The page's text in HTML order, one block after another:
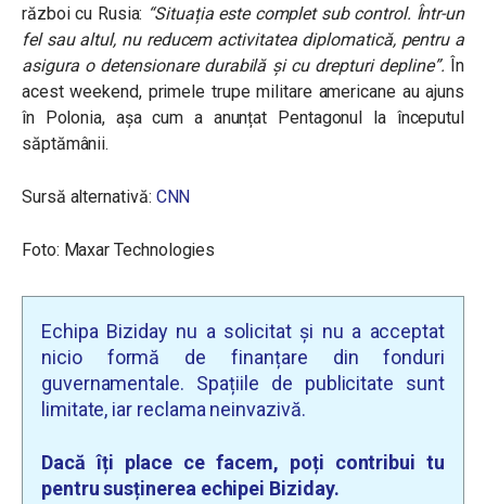
război cu Rusia: “Situația este complet sub control. Într-un
fel sau altul, nu reducem activitatea diplomatică, pentru a
asigura o detensionare durabilă și cu drepturi depline”. În
acest weekend, primele trupe militare americane au ajuns
în Polonia, așa cum a anunțat Pentagonul la începutul
săptămânii.
Sursă alternativă: CNN
Foto: Maxar Technologies
Echipa Biziday nu a solicitat și nu a acceptat
nicio formă de finanțare din fonduri
guvernamentale. Spațiile de publicitate sunt
limitate, iar reclama neinvazivă.
Dacă îți place ce facem, poți contribui tu
pentru susținerea echipei Biziday.